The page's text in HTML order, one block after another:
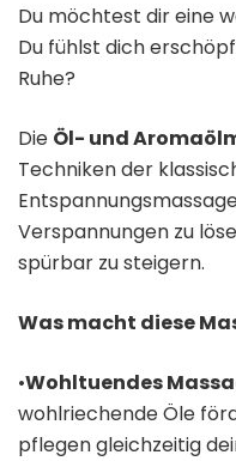
Du möchtest dir eine
Du fühlst dich
Ruhe?
Die Öl- und
Techniken der
Verspannungen zu
spürbar zu steigern.
Was macht diese
•Wohltuendes
wohlriechende Öle
pflegen gleichzeitig